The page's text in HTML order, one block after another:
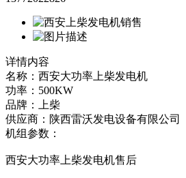
详情内容
名称：西安大功率上柴发电机
功率：500KW
品牌：上柴
供应商：陕西雷沃发电设备有限公司
机组参数：
西安大功率上柴发电机售后